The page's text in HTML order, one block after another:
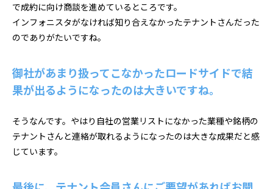
で成約に向け商談を進めているところです。
インフォニスタがなければ知り合えなかったテナントさんだった
のでありがたいですね。
御社があまり扱ってこなかったロードサイドで結
果が出るようになったのは大きいですね。
そうなんです。やはり自社の営業リストになかった業種や銘柄の
テナントさんと連絡が取れるようになったのは大きな成果だと感
じています。